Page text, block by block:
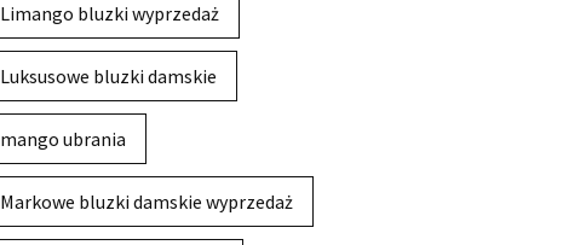
Limango bluzki wyprzedaż
Luksusowe bluzki damskie
mango ubrania
Markowe bluzki damskie wyprzedaż